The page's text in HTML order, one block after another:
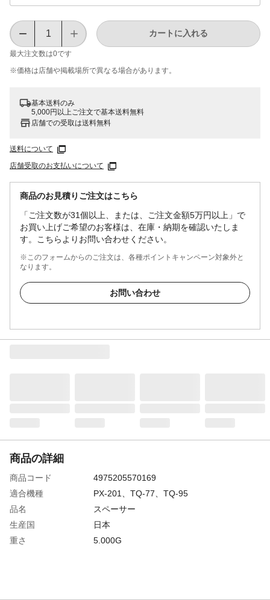
最大注文数は0です
カートに入れる
※価格は​店舗や​掲載場所で​異なる​場合が​あります。
基本送料のみ
5,000円以上ご注文で基本送料無料
店舗での受取は送料無料
送料について
店舗受取のお支払いについて
商品のお見積りご注文はこちら
「ご注文数が31個以上、または、ご注文金額5万円以上」で
お買い上げご希望のお客様は、在庫・納期を確認いたしま
す。こちらよりお問い合わせください。
※このフォームからのご注文は、各種ポイントキャンペーン対象外と
なります。
お問い合わせ
商品の詳細
商品コード
4975205570169
適合機種
PX-201、TQ-77、TQ-95
品名
スペーサー
生産国
日本
重さ
5.000G